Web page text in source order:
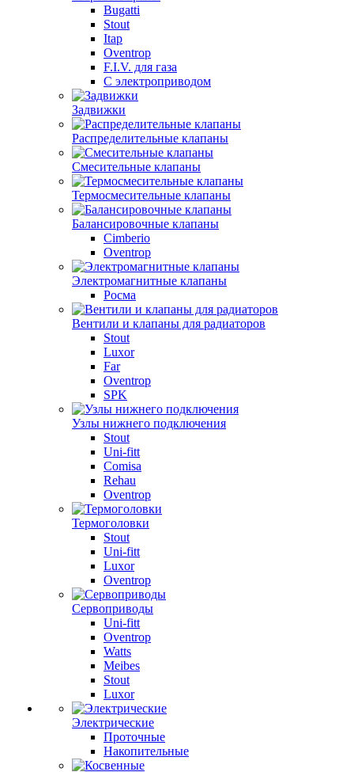
Bugatti
Stout
Itap
Oventrop
F.I.V. для газа
С электроприводом
Задвижки
Распределительные клапаны
Cмесительные клапаны
Термосмесительные клапаны
Балансировочные клапаны
Cimberio
Oventrop
Электромагнитные клапаны
Росма
Вентили и клапаны для радиаторов
Stout
Luxor
Far
Oventrop
SPK
Узлы нижнего подключения
Stout
Uni-fitt
Comisa
Rehau
Oventrop
Термоголовки
Stout
Uni-fitt
Luxor
Oventrop
Сервоприводы
Uni-fitt
Oventrop
Watts
Meibes
Stout
Luxor
Электрические
Проточные
Накопительные